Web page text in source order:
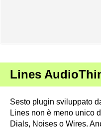
Lines
Sesto plugin sviluppato
Lines non è meno unico
Dials, Noises o Wires.